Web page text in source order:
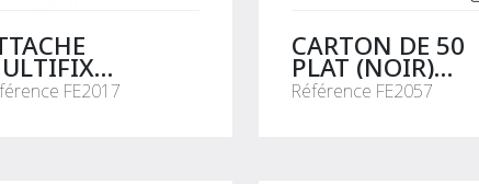
(EN
FE2017
CARTON DE 50
PLAT (NOIR)
INCURVE 50X08
Référence FE2057